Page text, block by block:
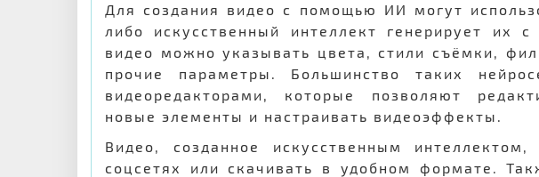
Для создания видео с помощью ИИ могут
либо искусственный интеллект генерирует их
видео можно указывать цвета, стили съёмки,
прочие параметры. Большинство таких
видеоредакторами, которые позволяют
новые элементы и настраивать видеоэффекты.
Видео, созданное искусственным
соцсетях или скачивать в удобном формате.